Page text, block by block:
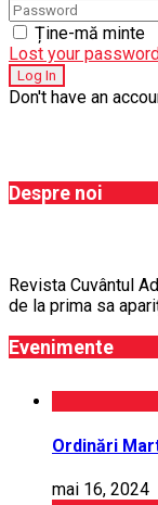
Ține-mă minte
Lost your
Don't have an
Despre noi
Revista Cuvântul
de la prima sa
Evenimente
Ordinări
mai 16, 2024